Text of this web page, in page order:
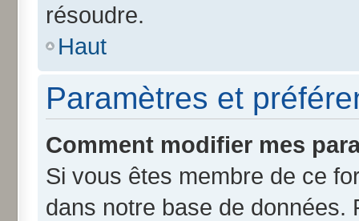
résoudre.
Haut
Paramètres et
Comment modifier mes
Si vous êtes membre de ce
dans notre base de